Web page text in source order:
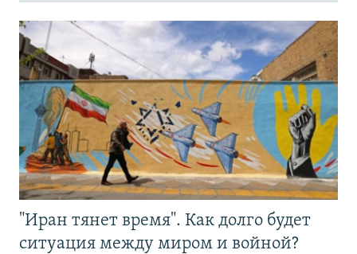
"Иран тянет время". Как долго будет
ситуация между миром и войной?